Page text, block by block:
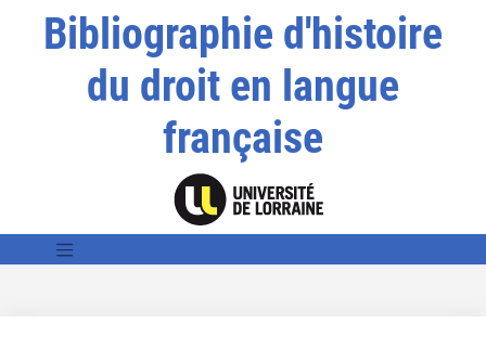
Bibliographie d'histoire
du droit en langue
française